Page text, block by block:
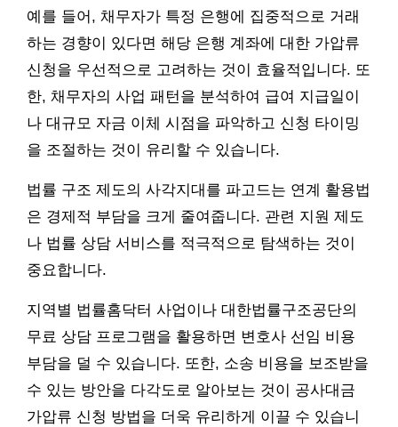
예를 들어, 채무자가 특정 은행에 집중적으로 거래
하는 경향이 있다면 해당 은행 계좌에 대한 가압류
신청을 우선적으로 고려하는 것이 효율적입니다. 또
한, 채무자의 사업 패턴을 분석하여 급여 지급일이
나 대규모 자금 이체 시점을 파악하고 신청 타이밍
을 조절하는 것이 유리할 수 있습니다.
법률 구조 제도의 사각지대를 파고드는 연계 활용법
은 경제적 부담을 크게 줄여줍니다. 관련 지원 제도
나 법률 상담 서비스를 적극적으로 탐색하는 것이
중요합니다.
지역별 법률홈닥터 사업이나 대한법률구조공단의
무료 상담 프로그램을 활용하면 변호사 선임 비용
부담을 덜 수 있습니다. 또한, 소송 비용을 보조받을
수 있는 방안을 다각도로 알아보는 것이 공사대금
가압류 신청 방법을 더욱 유리하게 이끌 수 있습니